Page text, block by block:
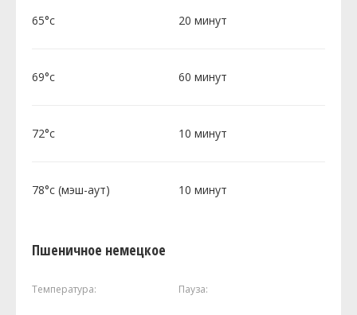
65°c 20 минут
69°c 60 минут
72°c 10 минут
78°c (мэш-аут) 10 минут
Пшеничное немецкое
Температура: Пауза: